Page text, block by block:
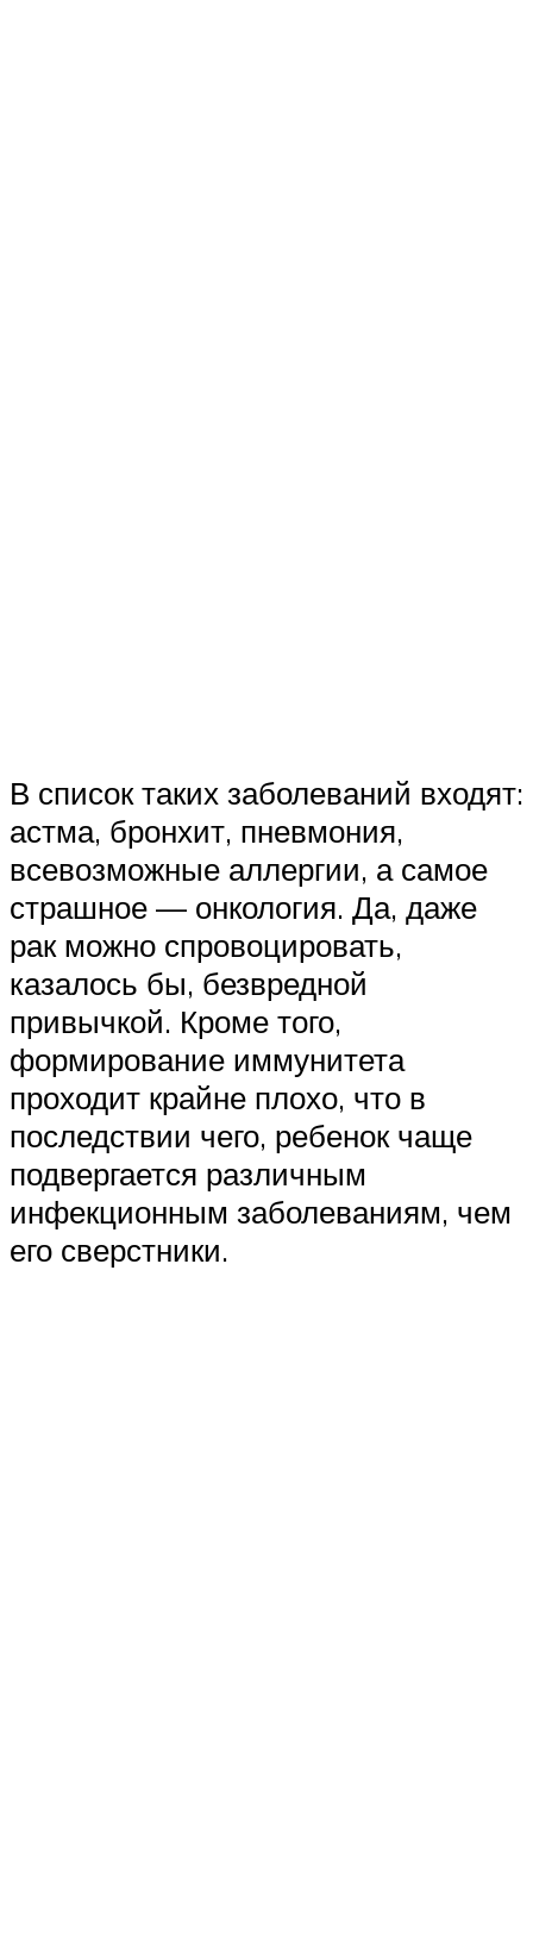
В список таких заболеваний входят:
астма, бронхит, пневмония,
всевозможные аллергии, а самое
страшное — онкология. Да, даже
рак можно спровоцировать,
казалось бы, безвредной
привычкой. Кроме того,
формирование иммунитета
проходит крайне плохо, что в
последствии чего, ребенок чаще
подвергается различным
инфекционным заболеваниям, чем
его сверстники.